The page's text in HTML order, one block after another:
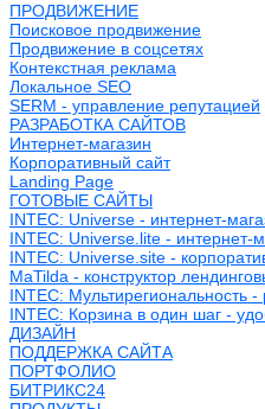
ПРОДВИЖЕНИЕ
Поисковое продвижение
Продвижение в соцсетях
Контекстная реклама
Локальное SEO
SERM - управление репутацией
РАЗРАБОТКА САЙТОВ
Интернет-магазин
Корпоративный сайт
Landing Page
ГОТОВЫЕ САЙТЫ
INTEC: Universe - интернет-
INTEC: Universe.lite - интернет-
INTEC: Universe.site -
MaTilda - конструктор
INTEC: Мультирегиональность
INTEC: Корзина в один шаг -
ДИЗАЙН
ПОДДЕРЖКА САЙТА
ПОРТФОЛИО
БИТРИКС24